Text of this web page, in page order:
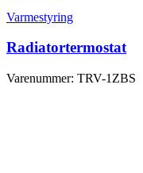
Varmestyring
Radiatortermostat
Varenummer: TRV-1ZBS